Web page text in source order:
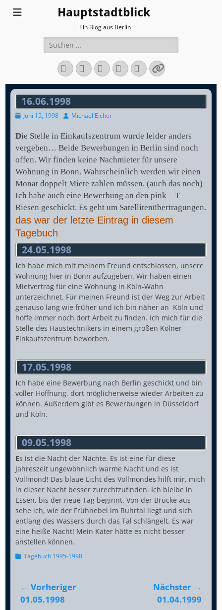
Hauptstadtblick
Ein Blog aus Berlin
Suchen
nach:
Facebook
TwitterLinkedIn
FlickrInstagram
16.06.1998
Veröffentlicht
Juni 15, 1998 AutorMichael Eicher
Die Stelle in Einkaufszentrum wurde leider anders
vergeben… Beide Bewerbungen in Berlin sind noch
offen. Wir finden keine Nachmieter für unsere
Wohnung in Bonn. Wahrscheinlich werden wir einen
Monat doppelt Miete zahlen müssen. (auch das noch)
Ich habe auch eine Bewerbung an den pink – T –
Riesen geschickt. Es geht um Satellitenübertragungen.
das war der letzte Eintrag in diesem
Tagebuch
24.05.1998
Ich habe mich mit meinem Freund entschlossen, unsere
Wohnung hier in Bonn aufzugeben. Wir haben einen
Mietvertrag für eine Wohnung in Köln-Wahn
unterzeichnet. Für meinen Freund ist der Weg zur Arbeit
genauso lang wie früher und ich bin näher an Köln und
hoffe immer noch dort Arbeit zu finden. Ich mich für die
Stelle des Haustechnikers in einem großen Kölner
Einkaufszentrum beworben.
17.05.1998
Ich habe eine Bewerbung nach Berlin geschickt und bin
voller Hoffnung, dort möglicherweise wieder Arbeiten zu
können. Außerdem gibt es Bewerbungen in Düsseldorf
und Köln.
09.05.1998
Es ist die Nacht der Nächte. Es ist eine für diese
Jahreszeit ungewöhnlich warme Nacht und es ist
Vollmond! Das blaue Licht des Vollmondes hilft mir, mich
in dieser Nacht besser zurechtzufinden. Ich bleibe in
Essen, bis der neue Tag beginnt. Von der Brücke aus
sehe ich, wie der Frühnebel im Ruhrtal liegt und sich
entlang des Wassers durch das Tal schlängelt. Es war
eine heiße Nacht! Mein Kater hätte es nicht besser
anstellen können.
Kategorien
Tagebuch 1995-1998
Beitragsnavigation
← Vorheriger
Vorheriger
01.05.1998
Nächster →
01.04.1999